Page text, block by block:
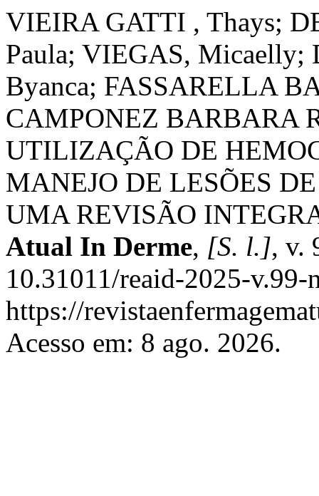
VIEIRA GATTI , Thays;
Paula; VIEGAS,
Byanca; FASSARELLA
CAMPONEZ BARBARA
UTILIZAÇÃO DE
MANEJO DE LESÕES
UMA REVISÃO
Atual In Derme, [S. l.], v.
10.31011/reaid-2025-
https://
Acesso em: 8 ago. 2026.